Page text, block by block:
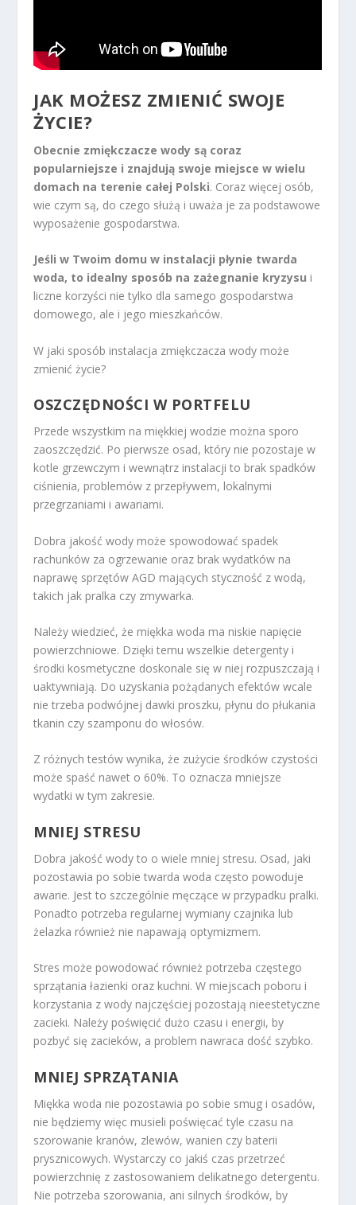
JAK MOŻESZ ZMIENIĆ SWOJE
ŻYCIE?
Obecnie zmiękczacze wody są coraz
popularniejsze i znajdują swoje miejsce w wielu
domach na terenie całej Polski. Coraz więcej osób,
wie czym są, do czego służą i uważa je za podstawowe
wyposażenie gospodarstwa.
Jeśli w Twoim domu w instalacji płynie twarda
woda, to idealny sposób na zażegnanie kryzysu i
liczne korzyści nie tylko dla samego gospodarstwa
domowego, ale i jego mieszkańców.
W jaki sposób instalacja zmiękczacza wody może
zmienić życie?
OSZCZĘDNOŚCI W PORTFELU
Przede wszystkim na miękkiej wodzie można sporo
zaoszczędzić. Po pierwsze osad, który nie pozostaje w
kotle grzewczym i wewnątrz instalacji to brak spadków
ciśnienia, problemów z przepływem, lokalnymi
przegrzaniami i awariami.
Dobra jakość wody może spowodować spadek
rachunków za ogrzewanie oraz brak wydatków na
naprawę sprzętów AGD mających styczność z wodą,
takich jak pralka czy zmywarka.
Należy wiedzieć, że miękka woda ma niskie napięcie
powierzchniowe. Dzięki temu wszelkie detergenty i
środki kosmetyczne doskonale się w niej rozpuszczają i
uaktywniają. Do uzyskania pożądanych efektów wcale
nie trzeba podwójnej dawki proszku, płynu do płukania
tkanin czy szamponu do włosów.
Z różnych testów wynika, że zużycie środków czystości
może spaść nawet o 60%. To oznacza mniejsze
wydatki w tym zakresie.
MNIEJ STRESU
Dobra jakość wody to o wiele mniej stresu. Osad, jaki
pozostawia po sobie twarda woda często powoduje
awarie. Jest to szczególnie męczące w przypadku pralki.
Ponadto potrzeba regularnej wymiany czajnika lub
żelazka również nie napawają optymizmem.
Stres może powodować również potrzeba częstego
sprzątania łazienki oraz kuchni. W miejscach poboru i
korzystania z wody najczęściej pozostają nieestetyczne
zacieki. Należy poświęcić dużo czasu i energii, by
pozbyć się zacieków, a problem nawraca dość szybko.
MNIEJ SPRZĄTANIA
Miękka woda nie pozostawia po sobie smug i osadów,
nie będziemy więc musieli poświęcać tyle czasu na
szorowanie kranów, zlewów, wanien czy baterii
prysznicowych. Wystarczy co jakiś czas przetrzeć
powierzchnię z zastosowaniem delikatnego detergentu.
Nie potrzeba szorowania, ani silnych środków, by